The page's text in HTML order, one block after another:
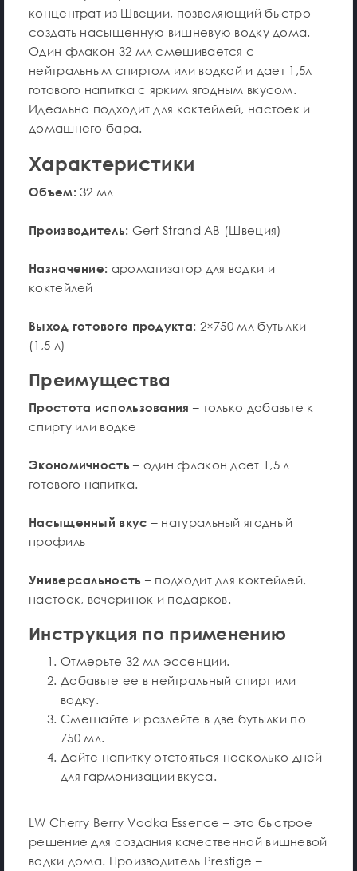
концентрат из Швеции, позволяющий быстро
создать насыщенную вишневую водку дома.
Один флакон 32 мл смешивается с
нейтральным спиртом или водкой и дает 1,5л
готового напитка с ярким ягодным вкусом.
Идеально подходит для коктейлей, настоек и
домашнего бара.
Характеристики
Объем: 32 мл
Производитель: Gert Strand AB (Швеция)
Назначение: ароматизатор для водки и
коктейлей
Выход готового продукта: 2×750 мл бутылки
(1,5 л)
Преимущества
Простота использования – только добавьте к
спирту или водке
Экономичность – один флакон дает 1,5 л
готового напитка.
Насыщенный вкус – натуральный ягодный
профиль
Универсальность – подходит для коктейлей,
настоек, вечеринок и подарков.
Инструкция по применению
Отмерьте 32 мл эссенции.
Добавьте ее в нейтральный спирт или
водку.
Смешайте и разлейте в две бутылки по
750 мл.
Дайте напитку отстояться несколько дней
для гармонизации вкуса.
LW Cherry Berry Vodka Essence – это быстрое
решение для создания качественной вишневой
водки дома. Производитель Prestige –